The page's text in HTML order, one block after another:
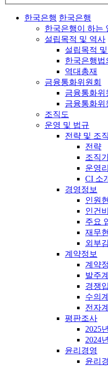
한국은행 한국은행
한국은행이 하는
설립목적 및 역사
설립목적
한국은행법
역대총재
금융통화위원회
금융통화위
금융통화위
조직도
운영 및 법규
전략 및 조
전략
조직
운영
CI 소
경영정보
인원
인건
주요
재무
외부
계약정보
계약
발주
경쟁
수의
전자
평판조사
2025년
2024년
윤리경영
윤리